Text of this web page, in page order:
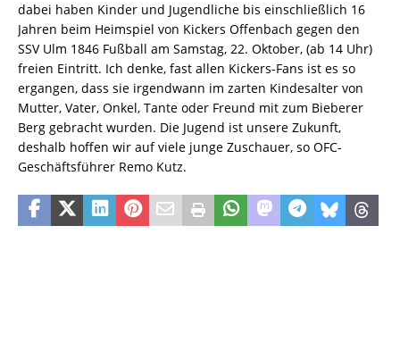
dabei haben Kinder und Jugendliche bis einschließlich 16
Jahren beim Heimspiel von Kickers Offenbach gegen den
SSV Ulm 1846 Fußball am Samstag, 22. Oktober, (ab 14 Uhr)
freien Eintritt. Ich denke, fast allen Kickers-Fans ist es so
ergangen, dass sie irgendwann im zarten Kindesalter von
Mutter, Vater, Onkel, Tante oder Freund mit zum Bieberer
Berg gebracht wurden. Die Jugend ist unsere Zukunft,
deshalb hoffen wir auf viele junge Zuschauer, so OFC-
Geschäftsführer Remo Kutz.